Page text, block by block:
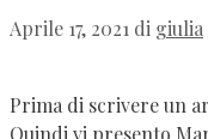
Aprile 17, 2021 di giulia
Prima di scrivere un
Quindi vi presento